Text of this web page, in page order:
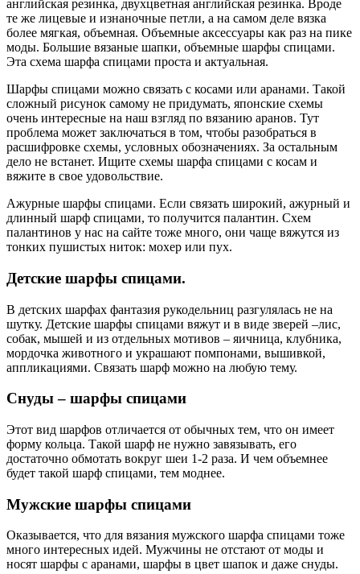
английская резинка, двухцветная английская резинка. Вроде
те же лицевые и изнаночные петли, а на самом деле вязка
более мягкая, объемная. Объемные аксессуары как раз на пике
моды. Большие вязаные шапки, объемные шарфы спицами.
Эта схема шарфа спицами проста и актуальная.
Шарфы спицами можно связать с косами или аранами. Такой
сложный рисунок самому не придумать, японские схемы
очень интересные на наш взгляд по вязанию аранов. Тут
проблема может заключаться в том, чтобы разобраться в
расшифровке схемы, условных обозначениях. За остальным
дело не встанет. Ищите схемы шарфа спицами с косам и
вяжите в свое удовольствие.
Ажурные шарфы спицами. Если связать широкий, ажурный и
длинный шарф спицами, то получится палантин. Схем
палантинов у нас на сайте тоже много, они чаще вяжутся из
тонких пушистых ниток: мохер или пух.
Детские шарфы спицами.
В детских шарфах фантазия рукодельниц разгулялась не на
шутку. Детские шарфы спицами вяжут и в виде зверей –лис,
собак, мышей и из отдельных мотивов – яичница, клубника,
мордочка животного и украшают помпонами, вышивкой,
аппликациями. Связать шарф можно на любую тему.
Снуды – шарфы спицами
Этот вид шарфов отличается от обычных тем, что он имеет
форму кольца. Такой шарф не нужно завязывать, его
достаточно обмотать вокруг шеи 1-2 раза. И чем объемнее
будет такой шарф спицами, тем моднее.
Мужские шарфы спицами
Оказывается, что для вязания мужского шарфа спицами тоже
много интересных идей. Мужчины не отстают от моды и
носят шарфы с аранами, шарфы в цвет шапок и даже снуды.